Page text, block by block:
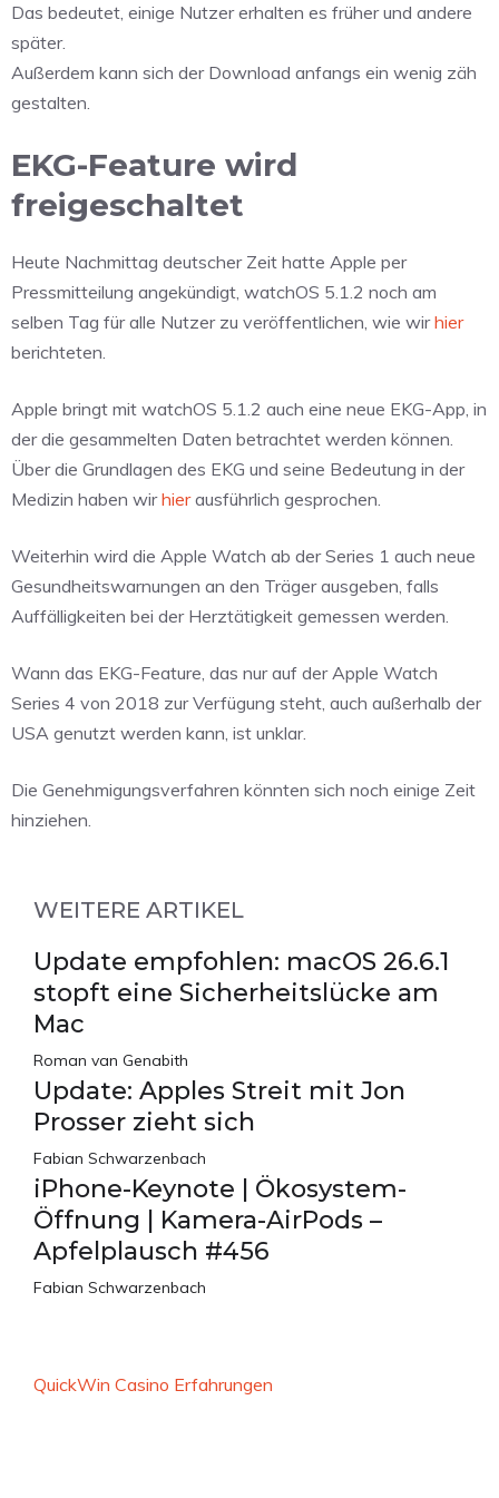
Das bedeutet, einige Nutzer erhalten es früher und andere
später.
Außerdem kann sich der Download anfangs ein wenig zäh
gestalten.
EKG-Feature wird
freigeschaltet
Heute Nachmittag deutscher Zeit hatte Apple per
Pressmitteilung angekündigt, watchOS 5.1.2 noch am
selben Tag für alle Nutzer zu veröffentlichen, wie wirhier
berichteten.
Apple bringt mit watchOS 5.1.2 auch eine neue EKG-App, in
der die gesammelten Daten betrachtet werden können.
Über die Grundlagen des EKG und seine Bedeutung in der
Medizin haben wirhierausführlich gesprochen.
Weiterhin wird die Apple Watch ab der Series 1 auch neue
Gesundheitswarnungen an den Träger ausgeben, falls
Auffälligkeiten bei der Herztätigkeit gemessen werden.
Wann das EKG-Feature, das nur auf der Apple Watch
Series 4 von 2018 zur Verfügung steht, auch außerhalb der
USA genutzt werden kann, ist unklar.
Die Genehmigungsverfahren könnten sich noch einige Zeit
hinziehen.
WEITERE ARTIKEL
Update empfohlen: macOS 26.6.1
stopft eine Sicherheitslücke am
Mac
Roman van Genabith
Update: Apples Streit mit Jon
Prosser zieht sich
Fabian Schwarzenbach
iPhone-Keynote | Ökosystem-
Öffnung | Kamera-AirPods –
Apfelplausch #456
Fabian Schwarzenbach
QuickWin Casino Erfahrungen